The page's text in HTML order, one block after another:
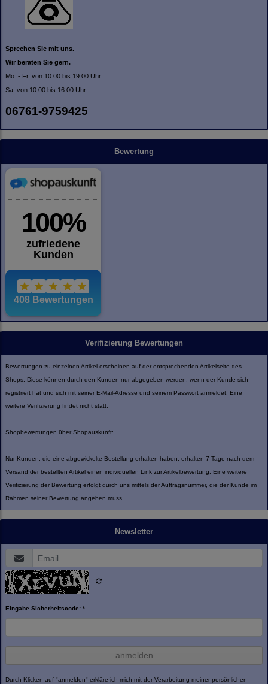
Sprechen Sie mit uns.
Wir beraten Sie gern.
Mo. - Fr. von 10.00 bis 19.00 Uhr.
Sa. von 10.00 bis 16.00 Uhr
06761-9759425
Bewertung
Verifizierung Bewertungen
Bewertungen zu einzelnen Artikel erscheinen auf der entsprechenden Artikelseite des
Shops. Diese können durch den Kunden nur abgegeben werden, wenn der Kunde sich
registriert hat und sich mit seiner E-Mail-Adresse und seinem Passwort anmeldet. Eine
weitere Verifizierung findet nicht statt.
Shopbewertungen über Shopauskunft:
Nur Kunden, die eine abgewickelte Bestellung erhalten haben, erhalten 7 Tage nach dem
Versand der bestellten Artikel einen individuellen Link zur Artikelbewertung. Eine weitere
Verifizierung der Bewertung erfolgt durch uns mittels der Auftragsnummer, die der Kunde im
Rahmen seiner Bewertung angeben muss.
Newsletter
Eingabe Sicherheitscode: *
anmelden
Durch Klicken auf "anmelden" erkläre ich mich mit der Verarbeitung meiner persönlichen